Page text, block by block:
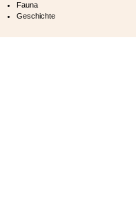
Fauna
Geschichte